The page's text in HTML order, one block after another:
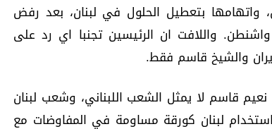
بتعطيل الحلول في لبنان، بعد رفض
واللافت ان الرئيسين تجنبا اي رد على
والشيخ قاسم فقط.
قاسم لا يمثل الشعب اللبناني، وشعب لبنان
لبنان كورقة مساومة في المفاوضات مع